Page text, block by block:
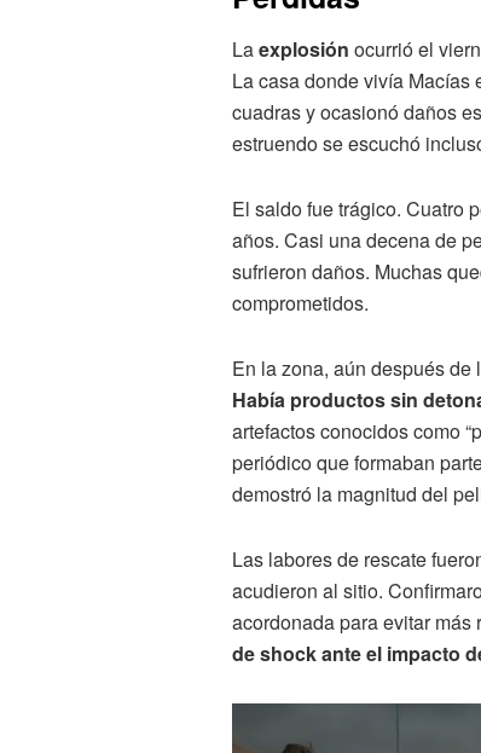
Laexplosión ocurrió el
La casa donde vivía Macías
cuadras y ocasionó daños
estruendo se escuchó
El saldo fue trágico. Cuatro
años. Casi una decena de
sufrieron daños. Muchas
comprometidos.
En la zona, aún después
Había productos sin
artefactos conocidos como
periódico que formaban
demostró la magnitud del
Las labores de rescate
acudieron al sitio.
acordonada para evitar más
de shock ante el impacto